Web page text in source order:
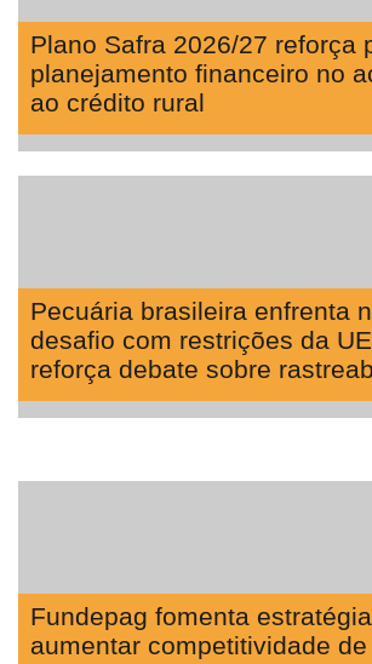
Plano Safra 2026/27 reforça
planejamento financeiro no
ao crédito rural
Pecuária brasileira enfrenta
desafio com restrições da
reforça debate sobre
Fundepag fomenta
aumentar competitividade de